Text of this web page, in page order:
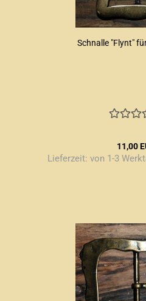
Schnalle "Flynt"
11,00
Lieferzeit: von 1-3